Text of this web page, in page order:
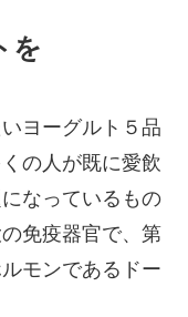
を
ヨーグルト５品
の人が既に愛飲
なっているもの
免疫器官で、第
モンであるドー